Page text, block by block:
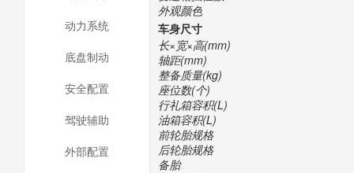
外观颜色
车身尺寸
长×宽×高(mm)
轴距(mm)
整备质量(kg)
座位数(个)
行礼箱容积(L)
油箱容积(L)
前轮胎规格
后轮胎规格
备胎
动力系统
底盘制动
安全配置
驾驶辅助
外部配置